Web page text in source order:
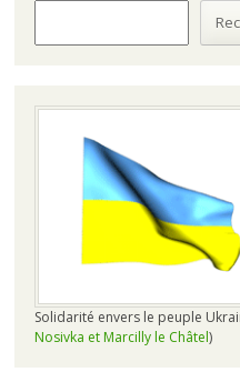
Solidarité envers le peuple
Nosivka et Marcilly le Châtel)